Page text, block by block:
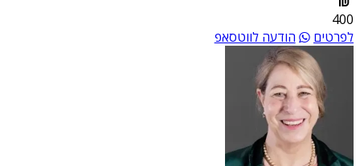
400
לפרטים
הודעה לווטסאפ